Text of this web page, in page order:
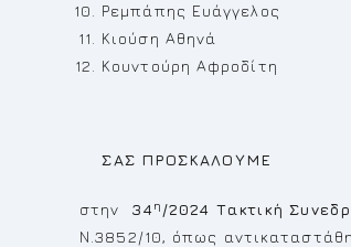
Ρεμπάπης Ευάγγελος
Κιούση Αθηνά
Κουντούρη Αφροδίτη
ΣΑΣ ΠΡΟΣΚΑΛΟΥΜΕ
στην 34 η /2024 Τακτική
Ν.3852/10, όπως